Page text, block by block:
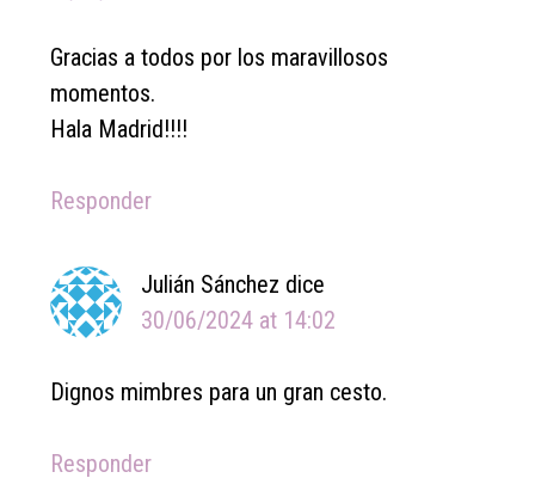
Gracias a todos por los maravillosos
momentos.
Hala Madrid!!!!
Responder
Julián Sánchez dice
30/06/2024 at 14:02
Dignos mimbres para un gran cesto.
Responder